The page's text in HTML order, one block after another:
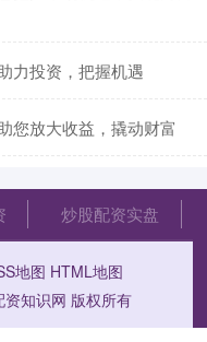
力投资，把握机遇
您放大收益，撬动财富
炒股配资实盘
地图 HTML地图
资知识网 版权所有